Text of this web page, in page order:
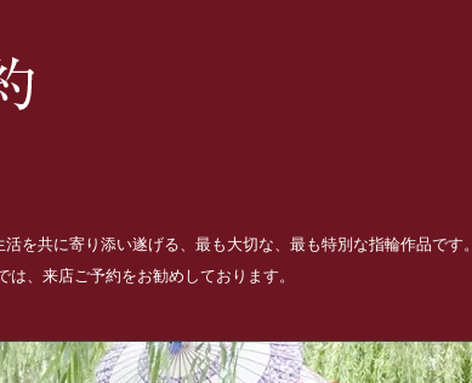
を共に寄り添い遂げる、最も大切な、最も特別な指輪作品です。
、来店ご予約をお勧めしております。